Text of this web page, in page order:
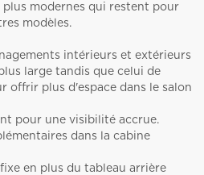
plus modernes qui restent pour
modèles.
intérieurs et extérieurs
large tandis que celui de
offrir plus d'espace dans le salon
pour une visibilité accrue.
dans la cabine
en plus du tableau arrière